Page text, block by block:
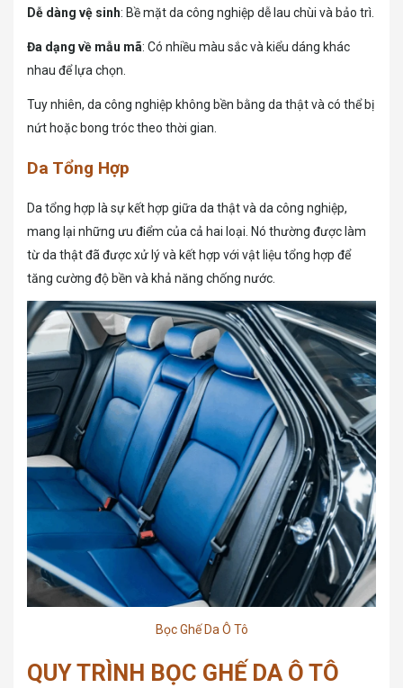
Dễ dàng vệ sinh: Bề mặt da công nghiệp dễ lau chùi và bảo trì.
Đa dạng về mẫu mã: Có nhiều màu sắc và kiểu dáng khác
nhau để lựa chọn.
Tuy nhiên, da công nghiệp không bền bằng da thật và có thể bị
nứt hoặc bong tróc theo thời gian.
Da Tổng Hợp
Da tổng hợp là sự kết hợp giữa da thật và da công nghiệp,
mang lại những ưu điểm của cả hai loại. Nó thường được làm
từ da thật đã được xử lý và kết hợp với vật liệu tổng hợp để
tăng cường độ bền và khả năng chống nước.
Bọc Ghế Da Ô Tô
QUY TRÌNH BỌC GHẾ DA Ô TÔ